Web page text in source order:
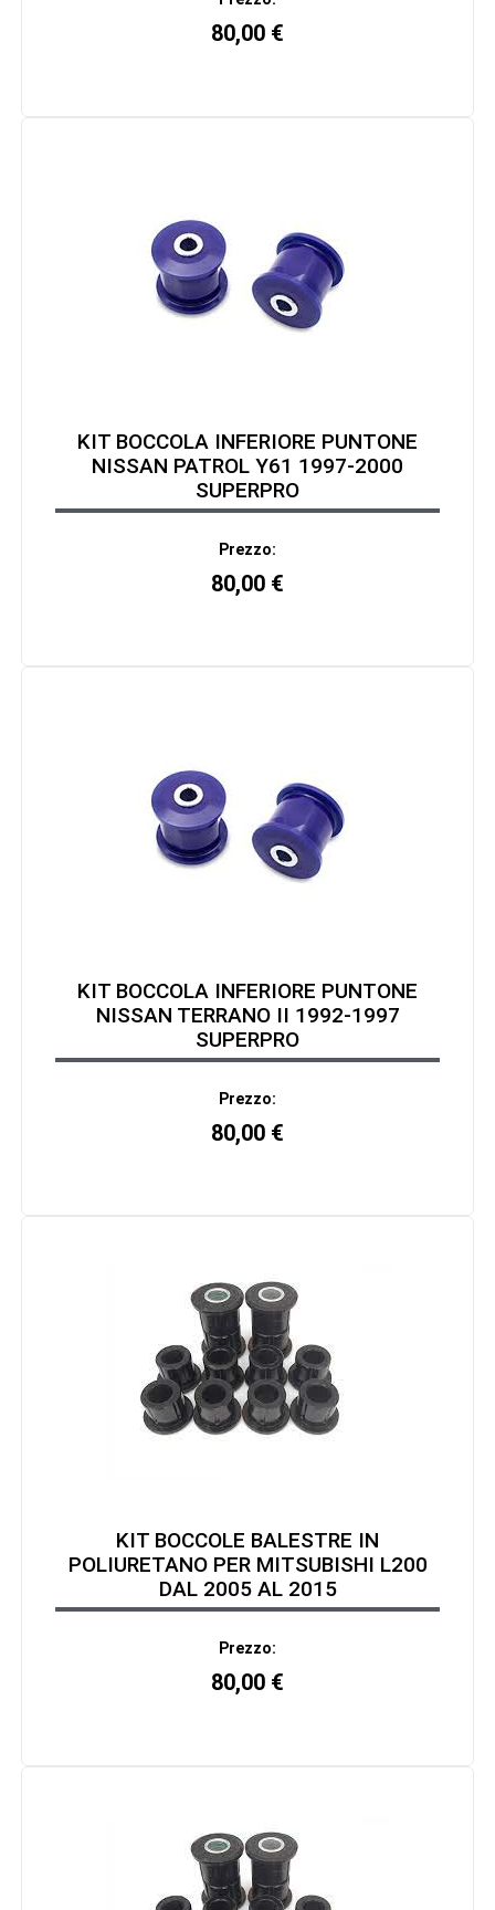
80,00 €
KIT BOCCOLA INFERIORE PUNTONE
NISSAN PATROL Y61 1997-2000
SUPERPRO
Prezzo:
80,00 €
KIT BOCCOLA INFERIORE PUNTONE
NISSAN TERRANO II 1992-1997
SUPERPRO
Prezzo:
80,00 €
KIT BOCCOLE BALESTRE IN
POLIURETANO PER MITSUBISHI L200
DAL 2005 AL 2015
Prezzo:
80,00 €